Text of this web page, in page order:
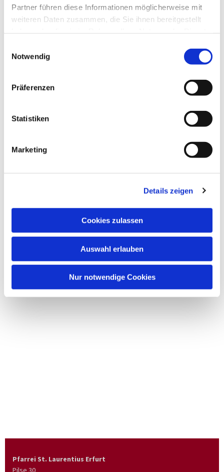
Partner führen diese Informationen möglicherweise mit
weiteren Daten zusammen, die Sie ihnen bereitgestellt
Notwendig
Präferenzen
Statistiken
Marketing
Details zeigen
Cookies zulassen
Auswahl erlauben
Nur notwendige Cookies
Dies könnte Sie auch
Pfarrei St. Laurentius Erfurt
Pilse 30